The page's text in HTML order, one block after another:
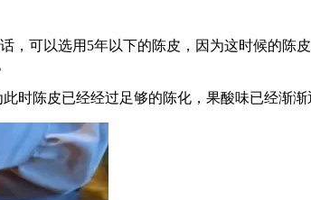
可以选用5年以下的陈皮，因为这时候的陈
陈皮已经经过足够的陈化，果酸味已经渐